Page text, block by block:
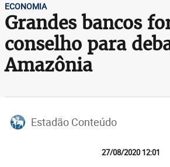
ECONOMIA
Grandes bancos
conselho para
Amazônia
Estadão Conteúdo
27/08/2020 12:01